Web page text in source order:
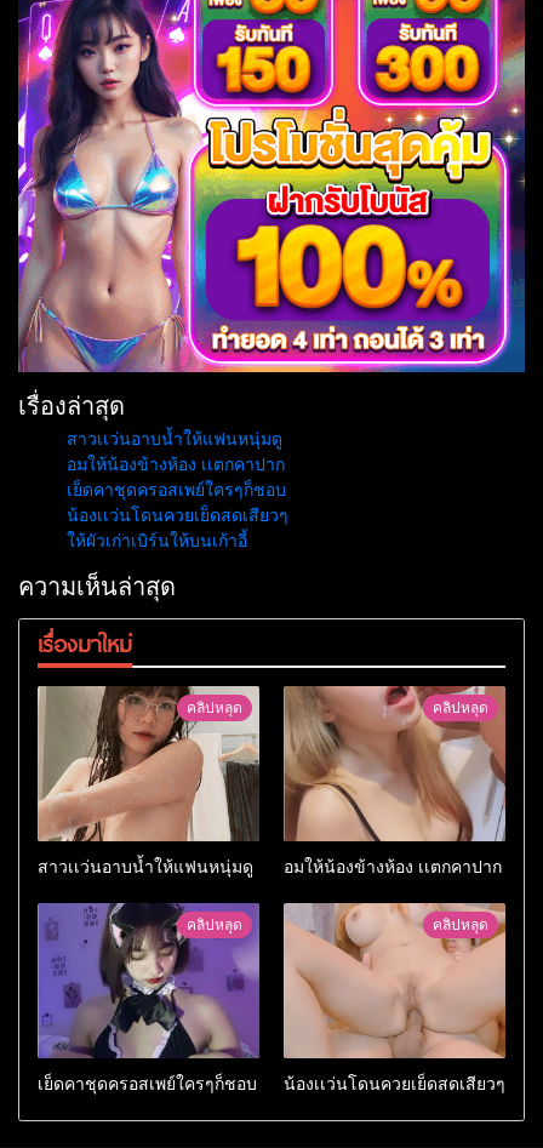
เรื่องล่าสุด
สาวเเว่นอาบน้ำให้แฟนหนุ่มดู
อมให้น้องข้างห้อง เเตกคาปาก
เย็ดคาชุดครอสเพย์ใครๆก็ชอบ
น้องเเว่นโดนควยเย็ดสดเสียวๆ
ให้ผัวเก่าเบิร์นให้บนเก้าอี้
ความเห็นล่าสุด
เรื่องมาใหม่
คลิปหลุด
สาวเเว่นอาบน้ำให้แฟนหนุ่มดู
คลิปหลุด
อมให้น้องข้างห้อง เเตกคาปาก
คลิปหลุด
เย็ดคาชุดครอสเพย์ใครๆก็ชอบ
คลิปหลุด
น้องเเว่นโดนควยเย็ดสดเสียวๆ